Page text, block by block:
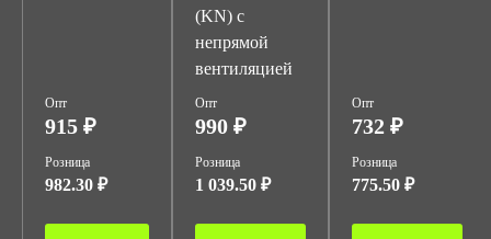
Опт
915 ₽
Розница
982.30 ₽
(KN) с
непрямой
вентиляцией
Опт
990 ₽
Розница
1 039.50 ₽
Опт
732 ₽
Розница
775.50 ₽